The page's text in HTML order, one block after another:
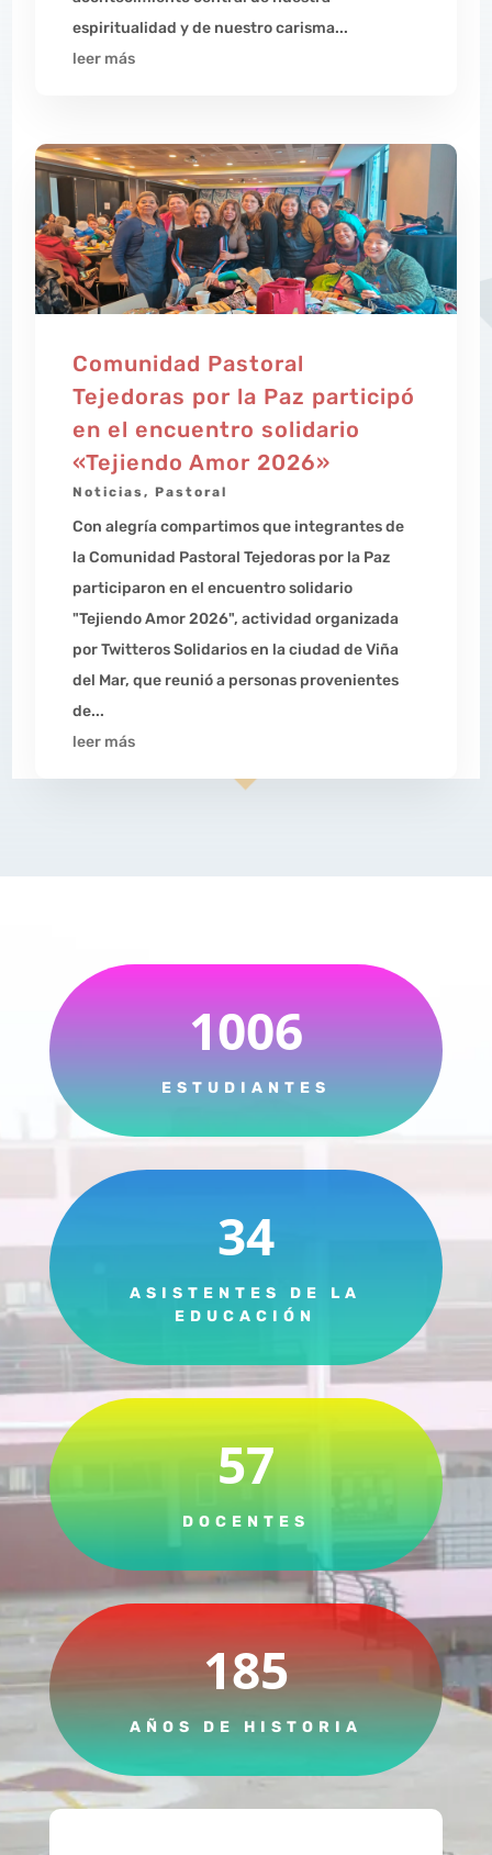
espiritualidad y de nuestro carisma...
leer más
Comunidad Pastoral
Tejedoras por la Paz participó
en el encuentro solidario
«Tejiendo Amor 2026»
Noticias,Pastoral
Con alegría compartimos que integrantes de
la Comunidad Pastoral Tejedoras por la Paz
participaron en el encuentro solidario
"Tejiendo Amor 2026", actividad organizada
por Twitteros Solidarios en la ciudad de Viña
del Mar, que reunió a personas provenientes
de...
leer más
1006
ESTUDIANTES
34
ASISTENTES DE LA
EDUCACIÓN
57
DOCENTES
185
AÑOS DE HISTORIA